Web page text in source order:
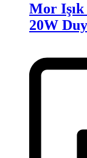
Mor
20W